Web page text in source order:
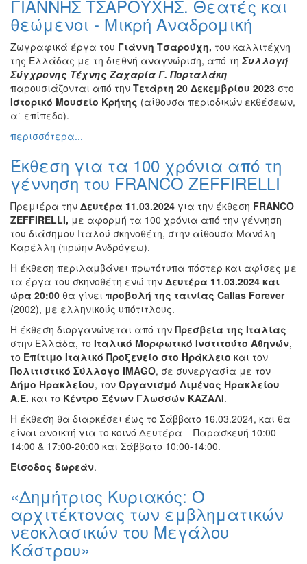
Βιβλίο
Ζωγραφική
Φωτογραφία
Τραγούδι
Μουσική
Κινηματογράφος
Χορός
Παζάρι
Ειδών
Συνέδρια
Ημερίδες
-
Διημερίδες
Σεμινάρια-
Διαλέξεις-
Ομιλίες
Εκθέσεις
Εκδηλώσεις
για
Παιδιά
Άλλες
Εκδηλώσεις
ΤΟΠΟΣ
ΜΑΣ
ΔΗΜΟΣ
ΓΙΑΝΝΗΣ ΤΣΑΡΟΥΧΗΣ. Θεατές και
θεώμενοι - Μικρή Αναδρομική
Ζωγραφικά έργα του Γιάννη Τσαρούχη, του καλλιτέχνη
της Ελλάδας με τη διεθνή αναγνώριση, από τη Συλλογή
Σύγχρονης Τέχνης Ζαχαρία Γ. Πορταλάκη
παρουσιάζονται από την Τετάρτη 20 Δεκεμβρίου 2023 στο
Ιστορικό Μουσείο Κρήτης (αίθουσα περιοδικών εκθέσεων,
α΄ επίπεδο).
περισσότερα...
Έκθεση για τα 100 χρόνια από τη
γέννηση του FRANCO ZEFFIRELLI
Πρεμιέρα την Δευτέρα 11.03.2024 για την έκθεση FRANCO
ZEFFIRELLI, με αφορμή τα 100 χρόνια από την γέννηση
του διάσημου Ιταλού σκηνοθέτη, στην αίθουσα Μανόλη
Καρέλλη (πρώην Ανδρόγεω).
Η έκθεση περιλαμβάνει πρωτότυπα πόστερ και αφίσες με
τα έργα του σκηνοθέτη ενώ την Δευτέρα 11.03.2024 και
ώρα 20:00 θα γίνει προβολή της ταινίας Callas Forever
(2002), με ελληνικούς υπότιτλους.
Η έκθεση διοργανώνεται από την Πρεσβεία της Ιταλίας
στην Ελλάδα, το Ιταλικό Μορφωτικό Ινστιτούτο Αθηνών,
το Επίτιμο Ιταλικό Προξενείο στο Ηράκλειο και τον
Πολιτιστικό Σύλλογο IMAGO, σε συνεργασία με τον
Δήμο Ηρακλείου, τον Οργανισμό Λιμένος Ηρακλείου
Α.Ε. και το Κέντρο Ξένων Γλωσσών ΚΑΖΑΛΙ.
Η έκθεση θα διαρκέσει έως το Σάββατο 16.03.2024, και θα
είναι ανοικτή για το κοινό Δευτέρα – Παρασκευή 10:00-
14:00 & 17:00-20:00 και Σάββατο 10:00-14:00.
Είσοδος δωρεάν.
«Δημήτριος Κυριακός: Ο
αρχιτέκτονας των εμβληματικών
νεοκλασικών του Μεγάλου
Κάστρου»